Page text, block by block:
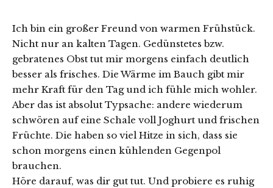
Ich bin ein großer Freund von warmen Frühstück.
Nicht nur an kalten Tagen. Gedünstetes bzw.
gebratenes Obst tut mir morgens einfach deutlich
besser als frisches. Die Wärme im Bauch gibt mir
mehr Kraft für den Tag und ich fühle mich wohler.
Aber das ist absolut Typsache: andere wiederum
schwören auf eine Schale voll Joghurt und frischen
Früchte. Die haben so viel Hitze in sich, dass sie
schon morgens einen kühlenden Gegenpol
brauchen.
Höre darauf, was dir gut tut. Und probiere es ruhig